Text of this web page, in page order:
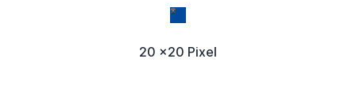
20 x20 Pixel